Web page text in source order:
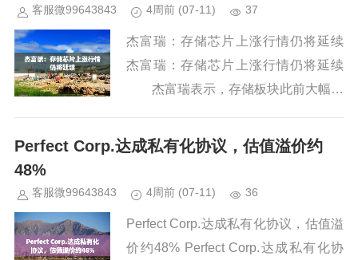
客服微99643843 4周前 (07-11) 37
杰富瑞：存储芯片上涨行情仍将延续
杰富瑞：存储芯片上涨行情仍将延续
杰富瑞表示，存储板块此前大幅上
的下跌并不意味着过去数月暴涨的存储
Perfect Corp.达成私有化协议，估值溢价约
48%
客服微99643843 4周前 (07-11) 36
Perfect Corp.达成私有化协议，估值溢
价约48% Perfect Corp.达成私有化协